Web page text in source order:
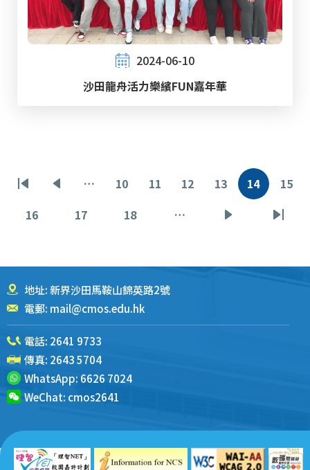
2024-06-10
沙田龍舟活力樂繽FUN嘉年華
分
首
页
前
…
页
面
10
页
11
页
12
页
面
13
当
14
页
15
页
16
页
17
页
18 …
末
地址: 新界沙田馬鞍山錦英路2號
電郵: mail@cmos.edu.hk
電話: 2641 9733
傳真: 2643 5704
WhatsApp: 6626 7024
WeChat: cmos2641